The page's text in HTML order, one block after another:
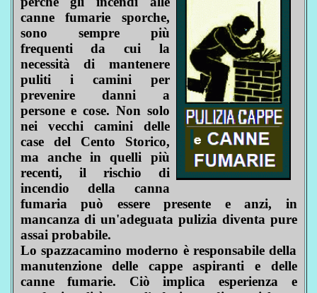
canne fumarie sporche,
sono sempre più
frequenti da cui la
necessità di mantenere
puliti i camini per
prevenire danni a
persone e cose. Non solo
nei vecchi camini delle
case del Cento Storico,
ma anche in quelli più
recenti, il rischio di
incendio della canna
fumaria può essere presente e anzi, in
mancanza di un'adeguata pulizia diventa pure
assai probabile.
Lo spazzacamino moderno è responsabile della
manutenzione delle cappe aspiranti e delle
canne fumarie. Ciò implica esperienza e